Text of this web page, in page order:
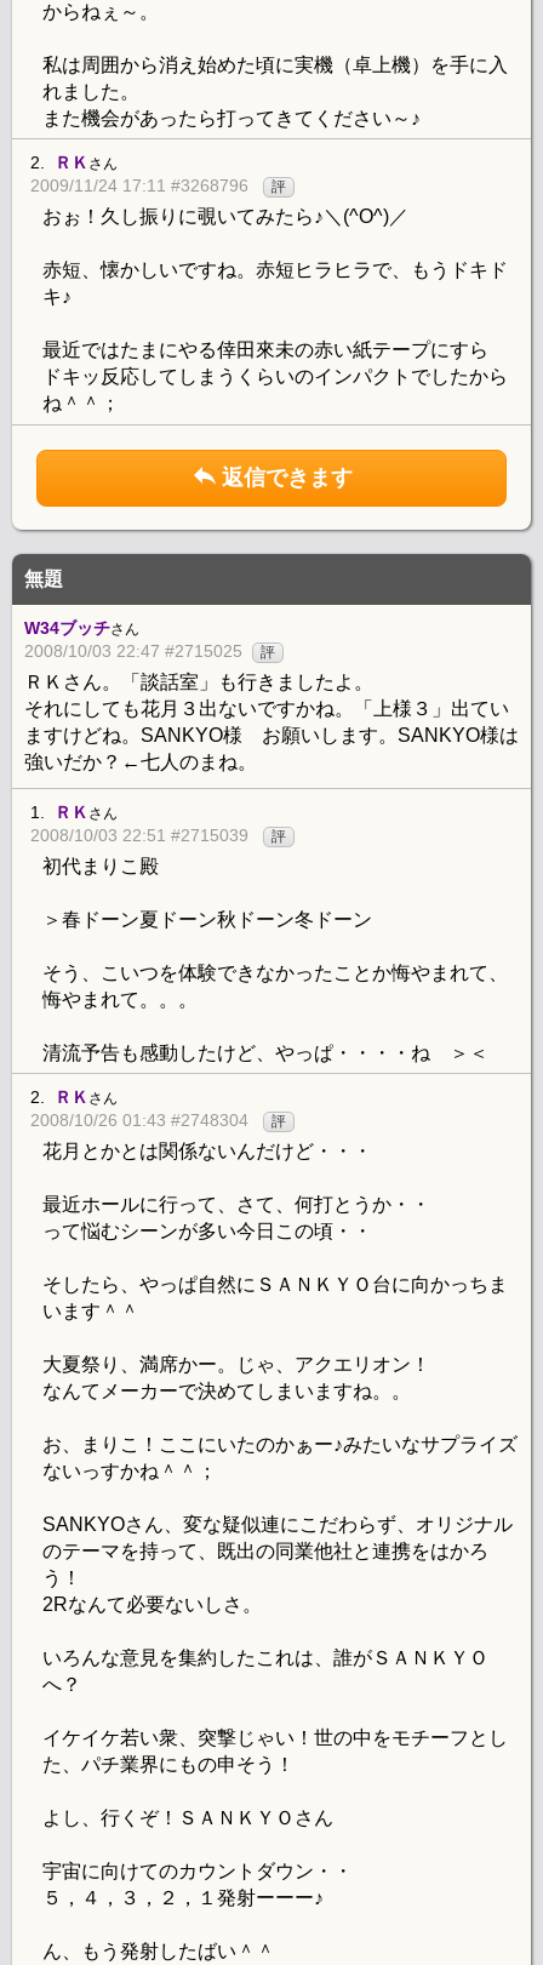
からねぇ～。
私は周囲から消え始めた頃に実機（卓上機）を手に入
れました。
また機会があったら打ってきてください～♪
2. ＲＫ さん
2009/11/24 17:11 #3268796 評
おぉ！久し振りに覗いてみたら♪＼(^O^)／
赤短、懐かしいですね。赤短ヒラヒラで、もうドキド
キ♪
最近ではたまにやる倖田來未の赤い紙テープにすら
ドキッ反応してしまうくらいのインパクトでしたから
ね＾＾；
返信できます
無題
W34ブッチさん
2008/10/03 22:47 #2715025 評
ＲＫさん。「談話室」も行きましたよ。
それにしても花月３出ないですかね。「上様３」出てい
ますけどね。SANKYO様 お願いします。SANKYO様は
強いだか？←七人のまね。
1. ＲＫ さん
2008/10/03 22:51 #2715039 評
初代まりこ殿
＞春ドーン夏ドーン秋ドーン冬ドーン
そう、こいつを体験できなかったことか悔やまれて、
悔やまれて。。。
清流予告も感動したけど、やっぱ・・・・ね ＞＜
2. ＲＫ さん
2008/10/26 01:43 #2748304 評
花月とかとは関係ないんだけど・・・
最近ホールに行って、さて、何打とうか・・
って悩むシーンが多い今日この頃・・
そしたら、やっぱ自然にＳＡＮＫＹＯ台に向かっちま
います＾＾
大夏祭り、満席かー。じゃ、アクエリオン！
なんてメーカーで決めてしまいますね。。
お、まりこ！ここにいたのかぁー♪みたいなサプライズ
ないっすかね＾＾；
SANKYOさん、変な疑似連にこだわらず、オリジナル
のテーマを持って、既出の同業他社と連携をはかろ
う！
2Rなんて必要ないしさ。
いろんな意見を集約したこれは、誰がＳＡＮＫＹＯ
へ？
イケイケ若い衆、突撃じゃい！世の中をモチーフとし
た、パチ業界にもの申そう！
よし、行くぞ！ＳＡＮＫＹＯさん
宇宙に向けてのカウントダウン・・
５，４，３，２，１発射ーーー♪
ん、もう発射したばい＾＾